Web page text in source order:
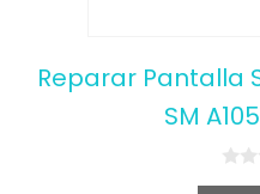
Reparar Pantalla
SM
0